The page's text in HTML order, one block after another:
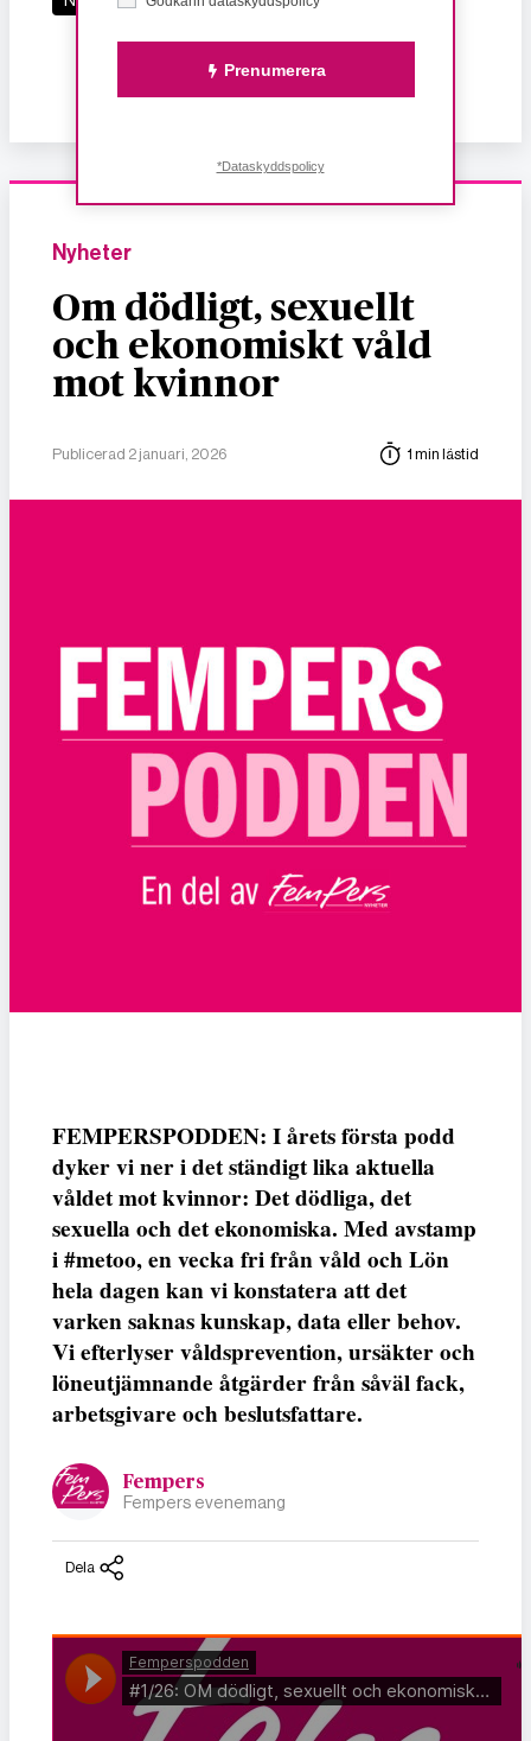
kvinnors rättigheter
mänskliga rättigheter
Nyheter
Om dödligt, sexuellt
och ekonomiskt våld
mot kvinnor
Publicerad 2 januari, 2026 1 min lästid
FEMPERSPODDEN: I årets första podd
dyker vi ner i det ständigt lika aktuella
våldet mot kvinnor: Det dödliga, det
sexuella och det ekonomiska. Med avstamp
i #metoo, en vecka fri från våld och Lön
hela dagen kan vi konstatera att det
varken saknas kunskap, data eller behov.
Vi efterlyser våldsprevention, ursäkter och
löneutjämnande åtgärder från såväl fack,
arbetsgivare och beslutsfattare.
Fempers
Fempers evenemang
Dela
Prenumerera
*Dataskyddspolicy